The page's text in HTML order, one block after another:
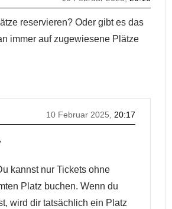
reservieren? Oder gibt es das
immer auf zugewiesene Plätze
10 Februar 2025, 20:17
kannst nur Tickets ohne
Platz buchen. Wenn du
wird dir tatsächlich ein Platz